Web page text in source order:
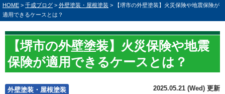
HOME > 千成ブログ > 外壁塗装・屋根塗装 >
【堺市の外壁塗装】火災保険や地震保険が
適用できるケースとは？
【堺市の外壁塗装】火災保険や地震
保険が適用できるケースとは？
外壁塗装・屋根塗装 2025.05.21 (Wed) 更新